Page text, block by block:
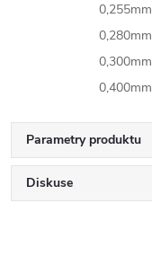
0,255mm
0,280mm
0,300mm
0,400mm
Parametry produktu
Diskuse